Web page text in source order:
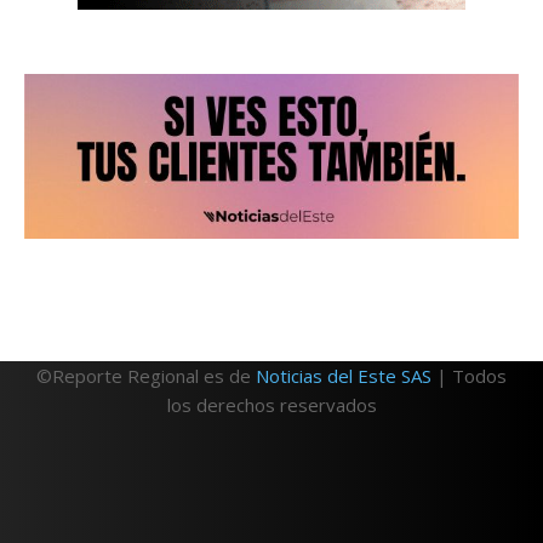
©Reporte Regional es de Noticias del Este SAS | Todos
los derechos reservados